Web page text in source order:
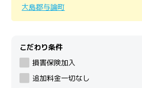
大島郡与論町
こだわり条件
損害保険加入
追加料金一切なし